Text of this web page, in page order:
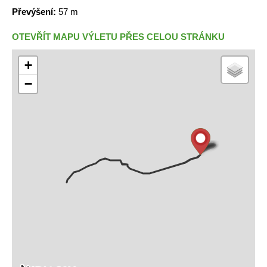
Převýšení: 57 m
OTEVŘÍT MAPU VÝLETU PŘES CELOU STRÁNKU
+
−